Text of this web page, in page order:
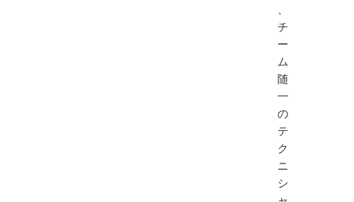
チ
ー
ム
随
一
の
テ
ク
ニ
シ